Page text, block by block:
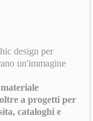
design per
un'immagine
a progetti per
cataloghi e